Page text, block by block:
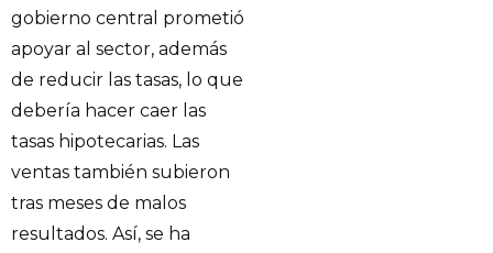
gobierno central prometió
apoyar al sector, además
de reducir las tasas, lo que
debería hacer caer las
tasas hipotecarias. Las
ventas también subieron
tras meses de malos
resultados. Así, se ha